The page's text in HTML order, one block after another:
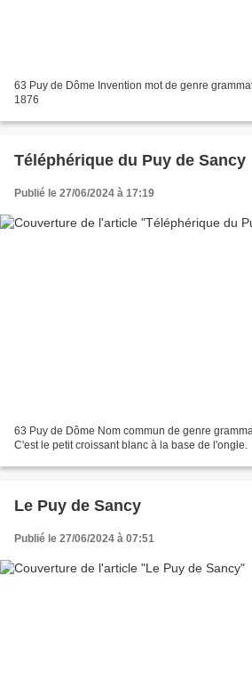
63 Puy de Dôme Invention mot de genre
1876
Téléphérique du Puy de Sancy
Publié le 27/06/2024 à 17:19
63 Puy de Dôme Nom commun de genre
C'est le petit croissant blanc à la base de l'ongle.
Le Puy de Sancy
Publié le 27/06/2024 à 07:51